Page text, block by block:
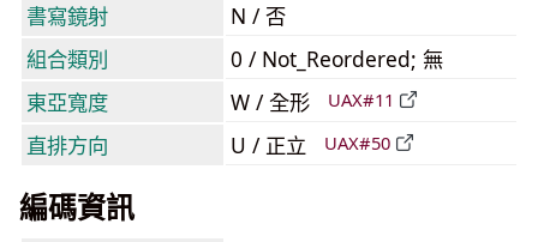
書寫鏡射
N / 否
組合類別
0 / Not_Reordered; 無
東亞寬度
W / 全形 UAX#11
直排方向 U / 正立 UAX#50
編碼資訊